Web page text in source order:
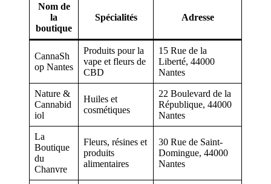
Nom de
la
boutique
Spécialités Adresse
CannaSh
op Nantes
Produits pour la
vape et fleurs de
CBD
15 Rue de la
Liberté, 44000
Nantes
Nature &
Cannabid
iol
Huiles et
cosmétiques
22 Boulevard de la
République, 44000
Nantes
La
Boutique
du
Chanvre
Fleurs, résines et
produits
alimentaires
30 Rue de Saint-
Domingue, 44000
Nantes